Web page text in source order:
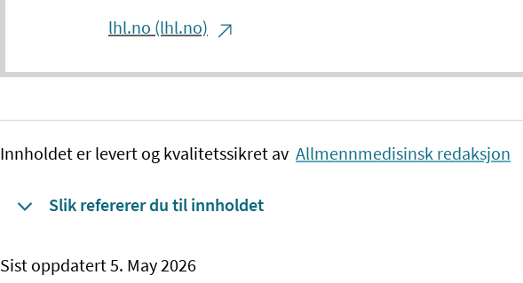
lhl.no (lhl.no)
Innholdet er levert og kvalitetssikret av Allmennmedisinsk redaksjon
Slik refererer du til innholdet
Sist oppdatert 5. May 2026